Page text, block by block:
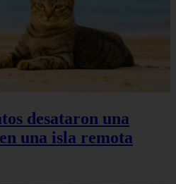
desataron una
una isla remota